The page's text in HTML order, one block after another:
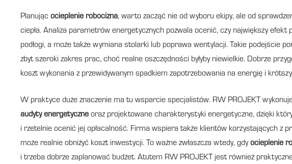
Planując ocieplenie robocizna, warto zacząć nie od wyboru ekipy, ale od
ciepła. Analiza parametrów energetycznych pozwala ocenić, czy największy
podłogi, a może także wymiana stolarki lub poprawa wentylacji. Takie podejście
zbyt szeroki zakres prac, choć realne oszczędności byłyby niewielkie. Dobrze
koszt wykonania z przewidywanym spadkiem zapotrzebowania na energię i
W praktyce duże znaczenie ma tu wsparcie specjalistów. RW PROJEKT
audyty energetyczne oraz projektowane charakterystyki energetyczne, dzięki
i rzetelnie ocenić jej opłacalność. Firma wspiera także klientów korzystających z
może realnie obniżyć koszt inwestycji. To ważne zwłaszcza wtedy, gdyocieplenie
i trzeba dobrze zaplanować budżet. Atutem RW PROJEKT jest również